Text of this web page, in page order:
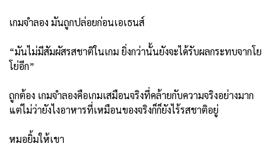
เกมจำลอง มันถูกปล่อยก่อนเอเธนส์
“มันไม่มีสัมผัสรสชาติในเกม ยิ่งกว่านั้นยังจะได้รับผลกระทบจากโย
โย่อีก”
ถูกต้อง เกมจำลองคือเกมเสมือนจริงที่คล้ายกับความจริงอย่างมาก
แต่ไม่ว่ายังไงอาหารที่เหมือนของจริงก็ก็ยังไร้รสชาติอยู่
หมอยิ้มให้เขา